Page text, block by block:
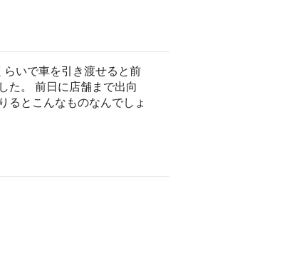
いで車を引き渡せると前
た。 前日に店舗まで出向
るとこんなものなんでしょ